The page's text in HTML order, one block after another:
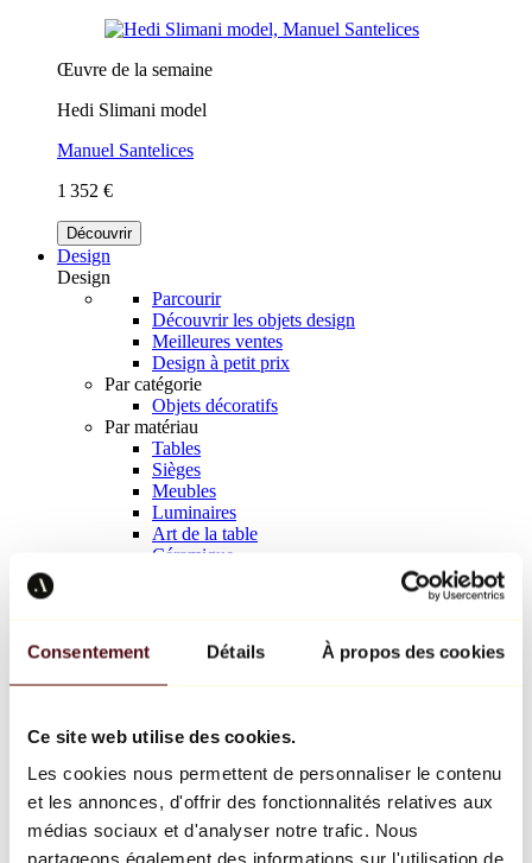
Consentement Détails À propos des cookies
Ce site web utilise des cookies.
Les cookies nous permettent de personnaliser le contenu
et les annonces, d'offrir des fonctionnalités relatives aux
médias sociaux et d'analyser notre trafic. Nous
partageons également des informations sur l'utilisation de
Œuvre de la semaine
Hedi Slimani model
Manuel Santelices
1 352 €
Découvrir
Design
Design
Parcourir
Découvrir les objets design
Meilleures ventes
Design à petit prix
Par catégorie
Objets décoratifs
Par matériau
Tables
Sièges
Meubles
Luminaires
Art de la table
Céramique
Jeff Koons
Jean-Michel Basquiat
Kaws
Œuvre de la semaine
Une poignée de prières.